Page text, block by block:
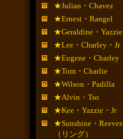
★Julian・Chavez
★Ernest・Rangel
★Geraldine・Yazzie
★Lee・Charley・Jr
★Eugene・Charley
★Tom・Charlie
★Wilson・Padilla
★Alvin・Tso
★Kee・Yazzie・Jr
★Sunshine・Reeves
（リング）